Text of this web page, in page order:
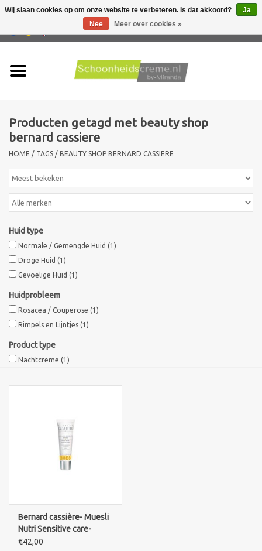
Producten
Huidproblemen
Mannen verzorging
Nieuw !!
Mila d'Opiz
Bernard cassiere
Pascaud
PCA SKINCARE
Blog
Merken
Producten getagd met beauty shop
bernard cassiere
HOME / TAGS / BEAUTY SHOP BERNARD CASSIERE
Huid type
Normale / Gemengde Huid (1)
Droge Huid (1)
Gevoelige Huid (1)
Huidprobleem
Rosacea / Couperose (1)
Rimpels en Lijntjes (1)
Product type
Nachtcreme (1)
Bernard cassière- Muesli
Nutri Sensitive care-
Crème apaisante
€42,00
Wij slaan cookies op om onze website te verbeteren. Is dat akkoord?
Ja
Nee
Meer over cookies »